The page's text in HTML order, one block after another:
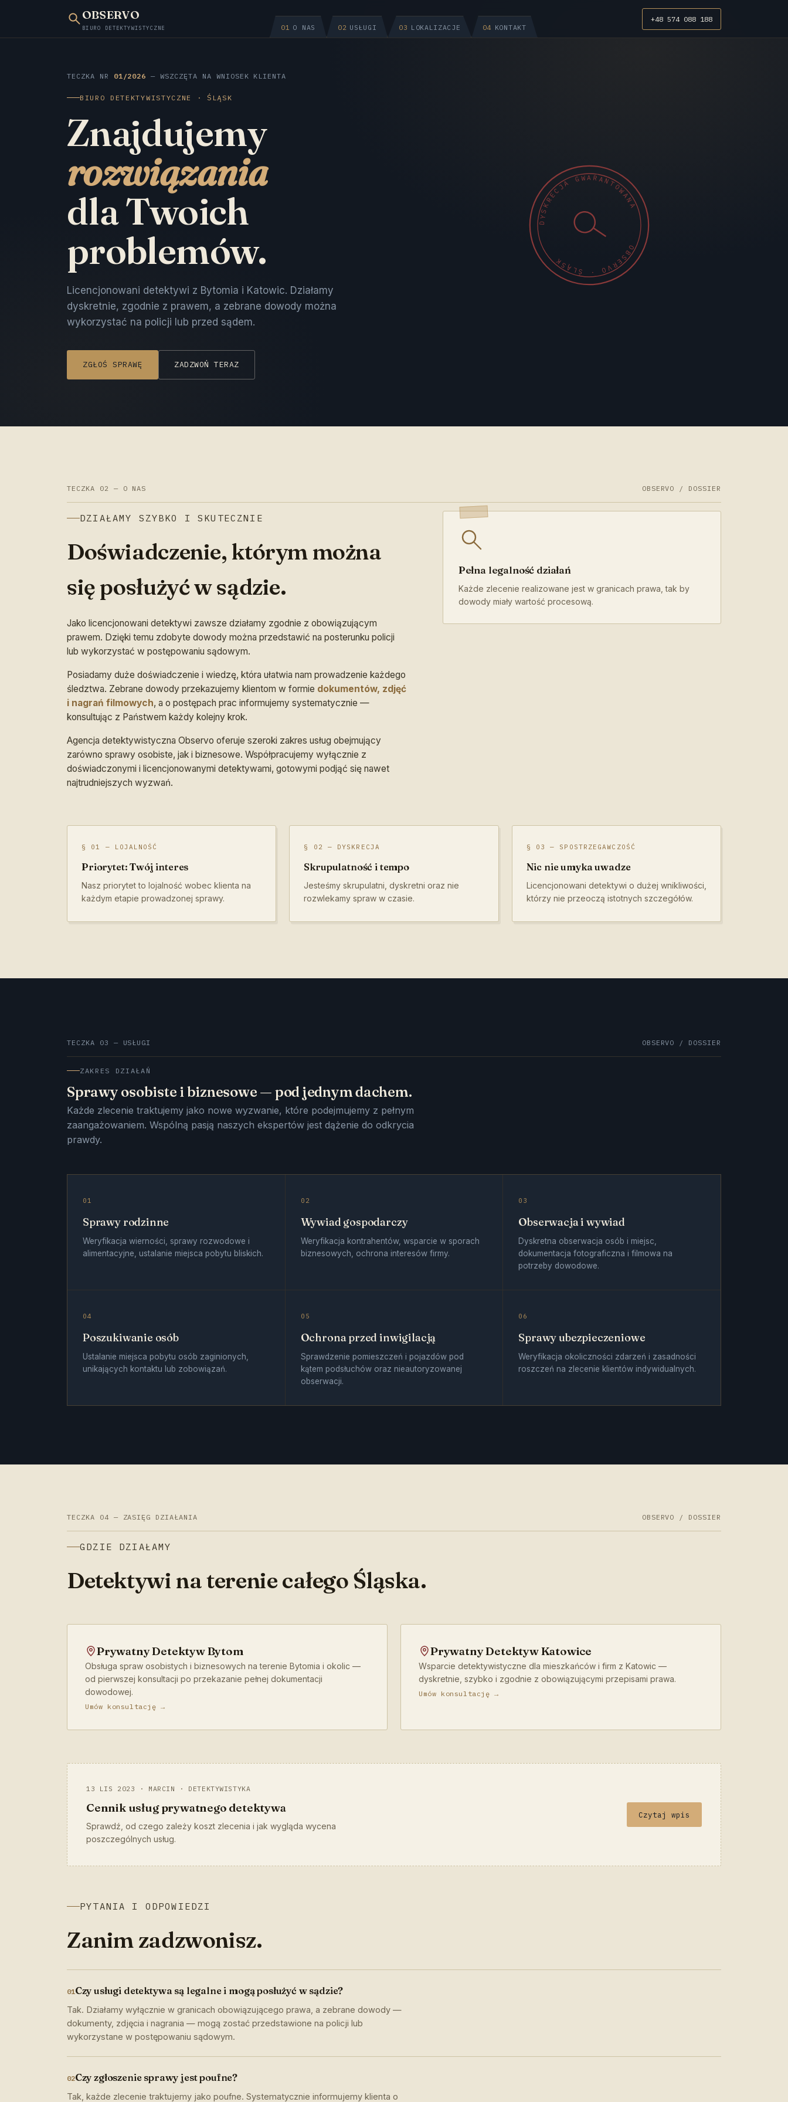
OBSERVO
BIURO DETEKTYWISTYCZNE 01 O NAS 02 USŁUGI 03 LOKALIZACJE 04 KONTAKT
+48 574 088 188
TECZKA NR 01/2026 — WSZCZĘTA NA WNIOSEK KLIENTA
BIURO DETEKTYWISTYCZNE · ŚLĄSK
Znajdujemy
rozwiązania
dla Twoich
problemów.
Licencjonowani detektywi z Bytomia i Katowic. Działamy
dyskretnie, zgodnie z prawem, a zebrane dowody można
wykorzystać na policji lub przed sądem.
ZGŁOŚ SPRAWĘ ZADZWOŃ TERAZ
DYSKRECJA GWARANTOWANA
OBSERVO · ŚLĄSK
TECZKA 02 — O NAS OBSERVO / DOSSIER
DZIAŁAMY SZYBKO I SKUTECZNIE
Doświadczenie, którym można
się posłużyć w sądzie.
Jako licencjonowani detektywi zawsze działamy zgodnie z obowiązującym
prawem. Dzięki temu zdobyte dowody można przedstawić na posterunku policji
lub wykorzystać w postępowaniu sądowym.
Posiadamy duże doświadczenie i wiedzę, która ułatwia nam prowadzenie każdego
śledztwa. Zebrane dowody przekazujemy klientom w formie dokumentów, zdjęć
i nagrań filmowych, a o postępach prac informujemy systematycznie —
konsultując z Państwem każdy kolejny krok.
Agencja detektywistyczna Observo oferuje szeroki zakres usług obejmujący
zarówno sprawy osobiste, jak i biznesowe. Współpracujemy wyłącznie z
doświadczonymi i licencjonowanymi detektywami, gotowymi podjąć się nawet
najtrudniejszych wyzwań.
Pełna legalność działań
Każde zlecenie realizowane jest w granicach prawa, tak by
dowody miały wartość procesową.
§ 01 — LOJALNOŚĆ
Priorytet: Twój interes
Nasz priorytet to lojalność wobec klienta na
każdym etapie prowadzonej sprawy.
§ 02 — DYSKRECJA
Skrupulatność i tempo
Jesteśmy skrupulatni, dyskretni oraz nie
rozwlekamy spraw w czasie.
§ 03 — SPOSTRZEGAWCZOŚĆ
Nic nie umyka uwadze
Licencjonowani detektywi o dużej wnikliwości,
którzy nie przeoczą istotnych szczegółów.
TECZKA 03 — USŁUGI OBSERVO / DOSSIER
ZAKRES DZIAŁAŃ
Sprawy osobiste i biznesowe — pod jednym dachem.
Każde zlecenie traktujemy jako nowe wyzwanie, które podejmujemy z pełnym
zaangażowaniem. Wspólną pasją naszych ekspertów jest dążenie do odkrycia
prawdy.
01
Sprawy rodzinne
Weryfikacja wierności, sprawy rozwodowe i
alimentacyjne, ustalanie miejsca pobytu bliskich.
02
Wywiad gospodarczy
Weryfikacja kontrahentów, wsparcie w sporach
biznesowych, ochrona interesów firmy.
03
Obserwacja i wywiad
Dyskretna obserwacja osób i miejsc,
dokumentacja fotograficzna i filmowa na
potrzeby dowodowe.
04
Poszukiwanie osób
Ustalanie miejsca pobytu osób zaginionych,
unikających kontaktu lub zobowiązań.
05
Ochrona przed inwigilacją
Sprawdzenie pomieszczeń i pojazdów pod
kątem podsłuchów oraz nieautoryzowanej
obserwacji.
06
Sprawy ubezpieczeniowe
Weryfikacja okoliczności zdarzeń i zasadności
roszczeń na zlecenie klientów indywidualnych.
TECZKA 04 — ZASIĘG DZIAŁANIA OBSERVO / DOSSIER
GDZIE DZIAŁAMY
Detektywi na terenie całego Śląska.
Prywatny Detektyw Bytom
Obsługa spraw osobistych i biznesowych na terenie Bytomia i okolic —
od pierwszej konsultacji po przekazanie pełnej dokumentacji
dowodowej.
Umów konsultację →
Prywatny Detektyw Katowice
Wsparcie detektywistyczne dla mieszkańców i firm z Katowic —
dyskretnie, szybko i zgodnie z obowiązującymi przepisami prawa.
Umów konsultację →
13 LIS 2023 · MARCIN · DETEKTYWISTYKA
Cennik usług prywatnego detektywa
Sprawdź, od czego zależy koszt zlecenia i jak wygląda wycena
poszczególnych usług.
Czytaj wpis
PYTANIA I ODPOWIEDZI
Zanim zadzwonisz.
01Czy usługi detektywa są legalne i mogą posłużyć w sądzie?
Tak. Działamy wyłącznie w granicach obowiązującego prawa, a zebrane dowody —
dokumenty, zdjęcia i nagrania — mogą zostać przedstawione na policji lub
wykorzystane w postępowaniu sądowym.
02Czy zgłoszenie sprawy jest poufne?
Tak, każde zlecenie traktujemy jako poufne. Systematycznie informujemy klienta o